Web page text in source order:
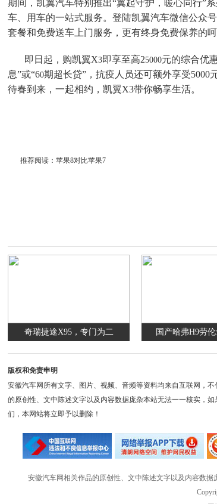
期间，凯翼汽车特别推出“翼起守护，暖心同行”
车、用车的一站式服务。登陆凯翼汽车微信公众
套餐和免费送车上门服务，更有终身免费保养的呵
即日起，购凯翼X3即享至高25000元的综合优
息”或“60期超长贷”，抗疫人员还可额外享受5000
待春到来，一起相约，凯翼X3带你畅享生活。
推荐阅读： 苹果8对比苹果7
奇瑞捷途X95，专门为二 国产哈弗H9劳
版权和免责申明
安徽汽车网所有文字、图片、视频、音频等资料均来自互联网，
的原创性、文中陈述文字以及内容数据庞杂本站无法一一核实，
们，本网站将立即予以删除！
安徽汽车网相关作品的原创性、文中陈述文字以及内容数